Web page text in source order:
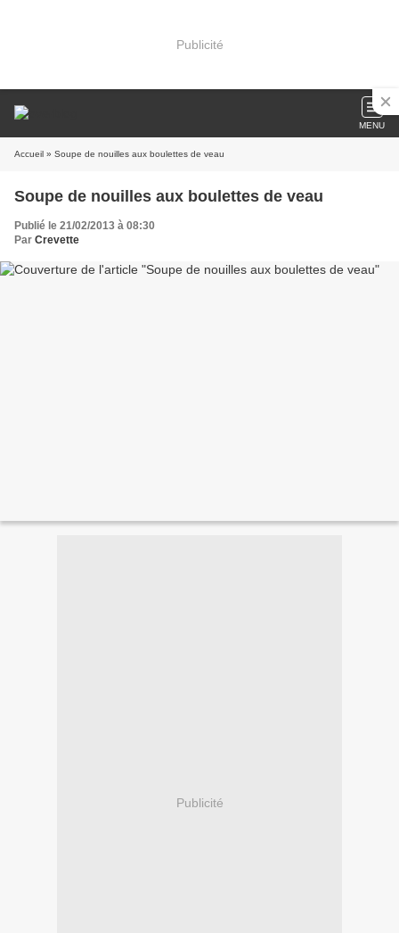
Publicité
MENU
Accueil » Soupe de nouilles aux boulettes de veau
Soupe de nouilles aux boulettes de veau
Publié le 21/02/2013 à 08:30
Par Crevette
Publicité